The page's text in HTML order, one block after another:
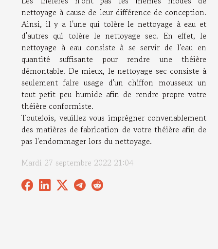
nettoyage à cause de leur différence de conception.
Ainsi, il y a l'une qui tolère le nettoyage à eau et
d'autres qui tolère le nettoyage sec. En effet, le
nettoyage à eau consiste à se servir de l'eau en
quantité suffisante pour rendre une théière
démontable. De mieux, le nettoyage sec consiste à
seulement faire usage d'un chiffon mousseux un
tout petit peu humide afin de rendre propre votre
théière conformiste.
Toutefois, veuillez vous imprégner convenablement
des matières de fabrication de votre théière afin de
pas l'endommager lors du nettoyage.
Mardi 27 septembre 2022 21:04